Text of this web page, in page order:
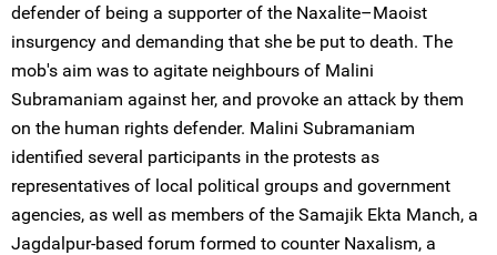
defender of being a supporter of the Naxalite–Maoist
insurgency and demanding that she be put to death. The
mob's aim was to agitate neighbours of Malini
Subramaniam against her, and provoke an attack by them
on the human rights defender. Malini Subramaniam
identified several participants in the protests as
representatives of local political groups and government
agencies, as well as members of the Samajik Ekta Manch, a
Jagdalpur-based forum formed to counter Naxalism, a